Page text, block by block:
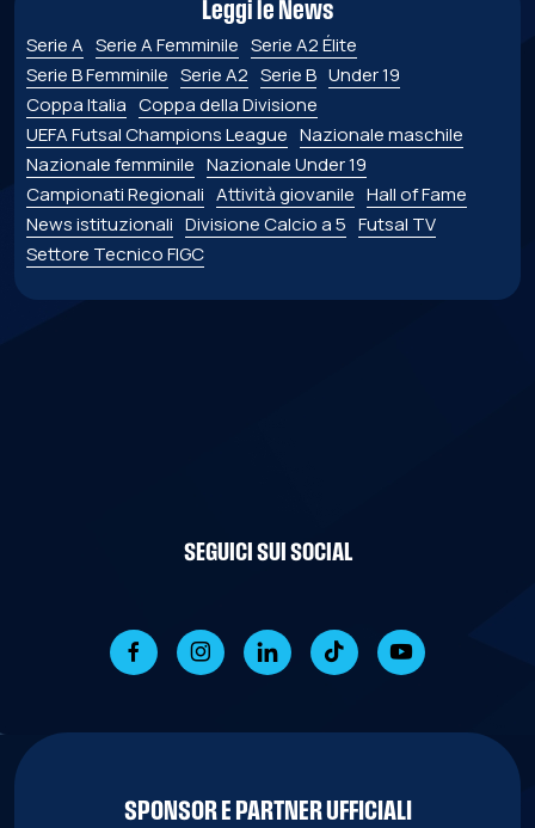
Leggi le News
Serie A Serie A Femminile Serie A2 Élite
Serie B Femminile Serie A2 Serie B Under 19
Coppa Italia Coppa della Divisione
UEFA Futsal Champions League Nazionale maschile
Nazionale femminile Nazionale Under 19
Campionati Regionali Attività giovanile Hall of Fame
News istituzionali Divisione Calcio a 5 Futsal TV
Settore Tecnico FIGC
SEGUICI SUI SOCIAL
SPONSOR E PARTNER UFFICIALI